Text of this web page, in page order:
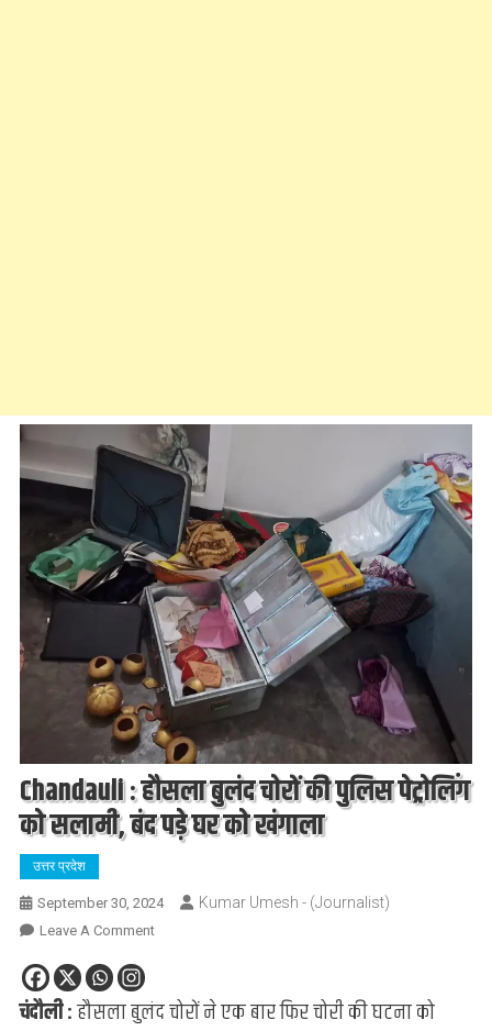
Chandauli : हौसला बुलंद चोरों की पुलिस पेट्रोलिंग
को सलामी, बंद पड़े घर को खंगाला
उत्तर प्रदेश
September 30, 2024 Kumar Umesh - (Journalist)
Leave A CommentOn
हौसला
चंदौली :हौसला बुलंद चोरों ने एक बार फिर चोरी की घटना को